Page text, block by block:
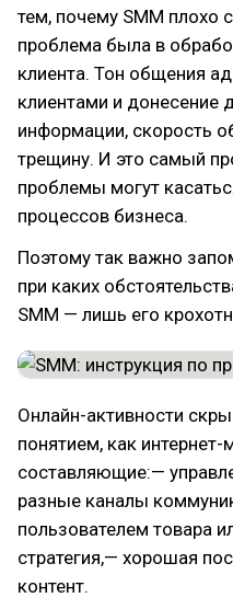
тем, почему SMM плохо
проблема была в
клиента. Тон общения
клиентами и донесение
информации, скорость
трещину. И это самый
проблемы могут
процессов бизнеса.
Поэтому так важно
при каких
SMM — лишь его
Онлайн-активности
понятием, как интернет-
составляющие:—
разные каналы
пользователем товара
стратегия,— хорошая
контент.